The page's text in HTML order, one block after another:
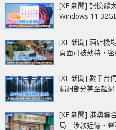
[XF 新聞] 記憶體
Windows 11
[XF 新聞] 酒店機
頁面可被劫持，
[XF 新聞] 數千台
漏洞部分甚至超
[XF 新聞] 港澳聯
局 涉款近億‧聲